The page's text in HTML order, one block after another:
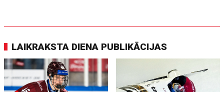
LAIKRAKSTA DIENA PUBLIKĀCIJAS